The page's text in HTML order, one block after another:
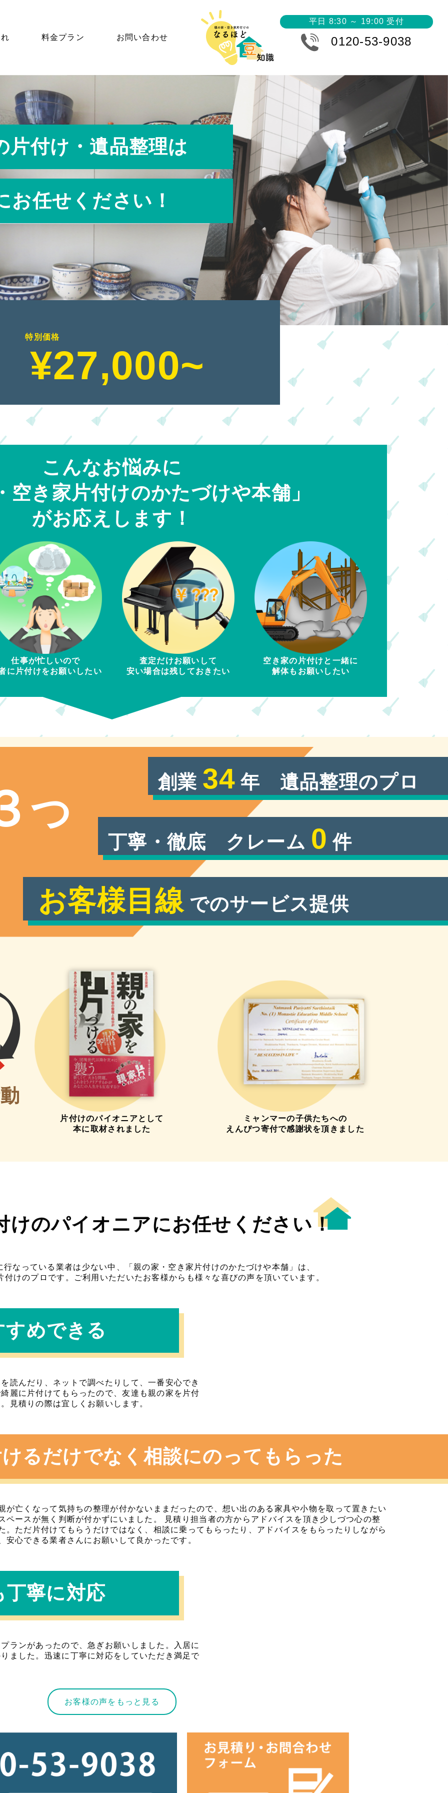
お客様の声
お片付けの流れ
対象エリア
よくあるご質問
会社概要
お問い合わせ
料金プラン お問い合わせ
平日 8:30 ～ 19:00 受付
0120-53-9038
片付け・遺品整理は
お任せください！
特別価格
¥27,000~
こんなお悩みに
空き家片付けのかたづけや本舗」
がお応えします！
仕事が忙しいので
に片付けをお願いしたい
査定だけお願いして
安い場合は残しておきたい
空き家の片付けと一緒に
解体もお願いしたい
つ
創業 34 年 遺品整理のプロ
丁寧・徹底 クレーム 0 件
お客様目線 でのサービス提供
片付けのパイオニアとして
本に取材されました
ミャンマーの子供たちへの
えんぴつ寄付で感謝状を頂きました
けのパイオニアにお任せください！
なっている業者は少ない中、「親の家・空き家片付けのかたづけや本舗」は、
けのプロです。ご利用いただいたお客様からも様々な喜びの声を頂いています。
めできる
読んだり、ネットで調べたりして、一番安心でき
麗に片付けてもらったので、友達も親の家を片付
見積りの際は宜しくお願いします。
るだけでなく相談にのってもらった
が亡くなって気持ちの整理が付かないままだったので、想い出のある家具や小物を取って置きたい
ペースが無く判断が付かずにいました。 見積り担当者の方からアドバイスを頂き少しづつ心の整
。ただ片付けてもらうだけではなく、相談に乗ってもらったり、アドバイスをもらったりしながら
安心できる業者さんにお願いして良かったです。
丁寧に対応
ランがあったので、急ぎお願いしました。入居に
ました。迅速に丁寧に対応をしていただき満足で
お客様の声をもっと見る